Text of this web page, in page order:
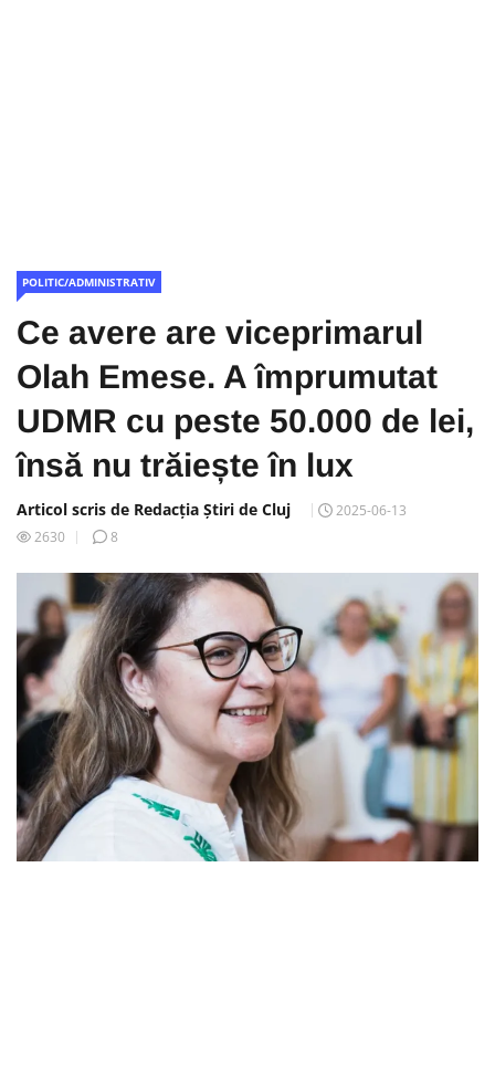
POLITIC/ADMINISTRATIV
Ce avere are viceprimarul
Olah Emese. A împrumutat
UDMR cu peste 50.000 de lei,
însă nu trăiește în lux
Articol scris de Redacția Știri de Cluj
2025-06-13
2630
8